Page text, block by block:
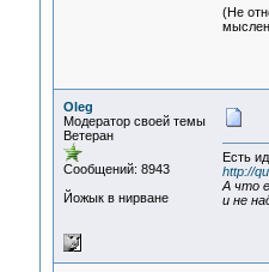
(Не
Oleg
Модератор своей темы
Ветеран
Сообщений: 8943
Йожык в нирване
Есть
http://
А что
и не